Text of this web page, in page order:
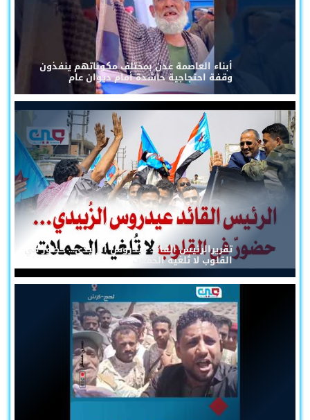
أبناء العاصمة عدن بمختلف مكوناتهم ينفذون
وقفة احتجاجية حاشدة أمام ديوان عام
تقريرالرئيس القائد عيدروس الزُبيدي... حضورٌ في
القلوب لا تُلغيه الحملات